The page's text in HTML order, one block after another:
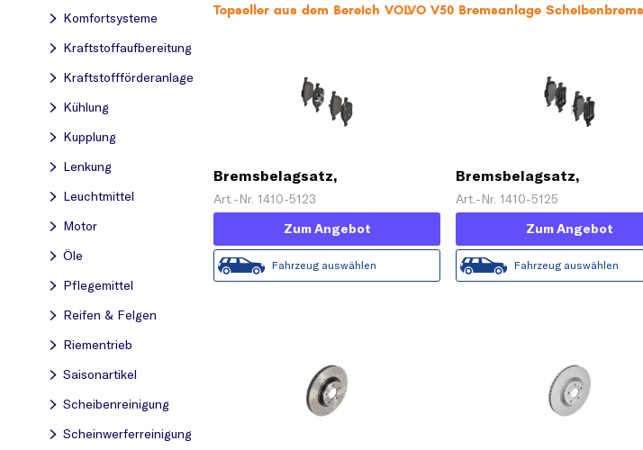
Komfortsysteme
Kraftstoff­aufbereitung
Kraftstoff­förderanlage
Kühlung
Kupplung
Lenkung
Leuchtmittel
Motor
Öle
Pflegemittel
Reifen & Felgen
Riementrieb
Saisonartikel
Scheibenreinigung
Scheinwerferreinigung
Topseller aus dem Bereich VOLVO V50 Bremsanlage
Bremsbelagsatz,
Scheibenbremse
Art.-Nr. 1410-5123
Zum Angebot
Fahrzeug auswählen
Bremsbelagsatz,
Scheibenbremse
Art.-Nr. 1410-5125
Zum Angebot
Fahrzeug auswählen